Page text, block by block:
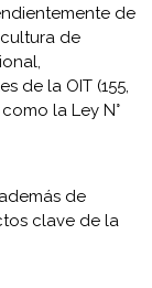
de
de
de la OIT (155,
la Ley N°
de
clave de la